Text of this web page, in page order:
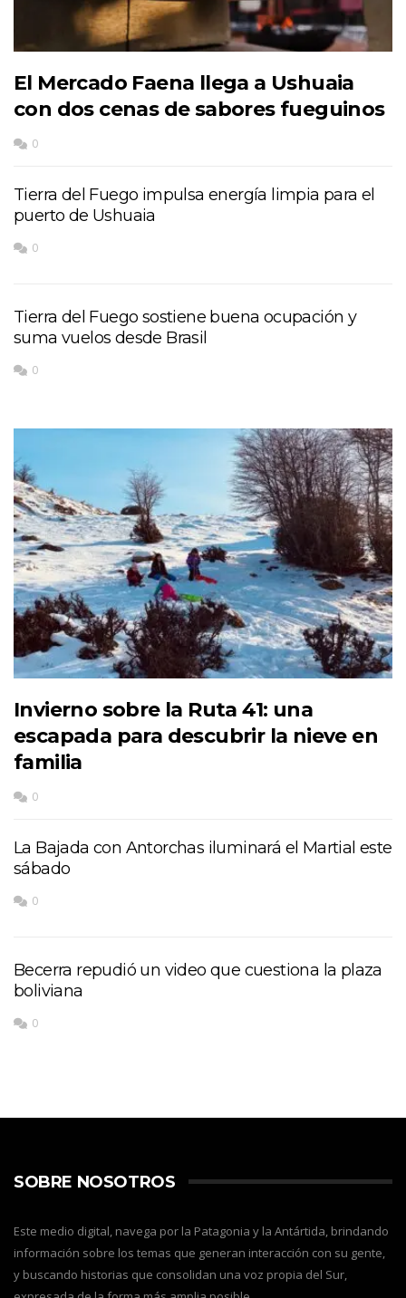
El Mercado Faena llega a Ushuaia
con dos cenas de sabores fueguinos
0
Tierra del Fuego impulsa energía limpia para el
puerto de Ushuaia
0
Tierra del Fuego sostiene buena ocupación y
suma vuelos desde Brasil
0
Invierno sobre la Ruta 41: una
escapada para descubrir la nieve en
familia
0
La Bajada con Antorchas iluminará el Martial este
sábado
0
Becerra repudió un video que cuestiona la plaza
boliviana
0
SOBRE NOSOTROS
Este medio digital, navega por la Patagonia y la Antártida, brindando
información sobre los temas que generan interacción con su gente,
y buscando historias que consolidan una voz propia del Sur,